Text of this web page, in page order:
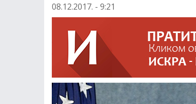
08.12.2017. - 9:21